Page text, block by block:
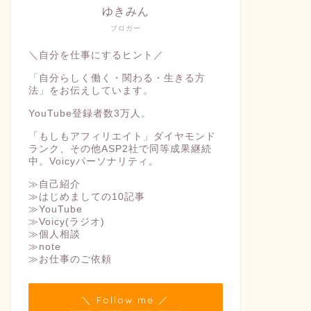
ブロガー
ゆきみん
＼自分を仕事にするヒント／
「自分らしく働く・関わる・生きる方
法」をお伝えしています。
YouTube登録者数3万人。
「もしもアフィリエイト」ダイヤモンド
ランク、その他ASP2社で同等成果継続
中。Voicyパーソナリティ。
≫自己紹介
≫はじめましての10記事
≫YouTube
≫Voicy(ラジオ)
≫個人相談
≫note
≫お仕事のご依頼
＼ Follow me ／